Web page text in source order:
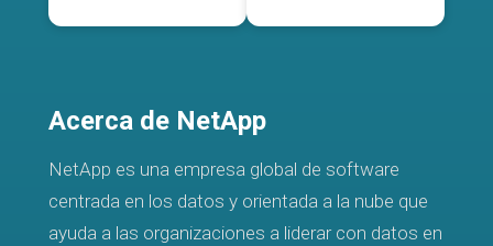
Acerca de NetApp
NetApp es una empresa global de software
centrada en los datos y orientada a la nube que
ayuda a las organizaciones a liderar con datos en